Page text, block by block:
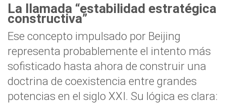
La llamada “estabilidad estratégica
constructiva”
Ese concepto impulsado por Beijing
representa probablemente el intento más
sofisticado hasta ahora de construir una
doctrina de coexistencia entre grandes
potencias en el siglo XXI. Su lógica es clara: